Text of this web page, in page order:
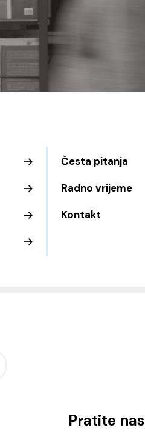
Česta pitanja
Radno vrijeme
Kontakt
Pratite nas